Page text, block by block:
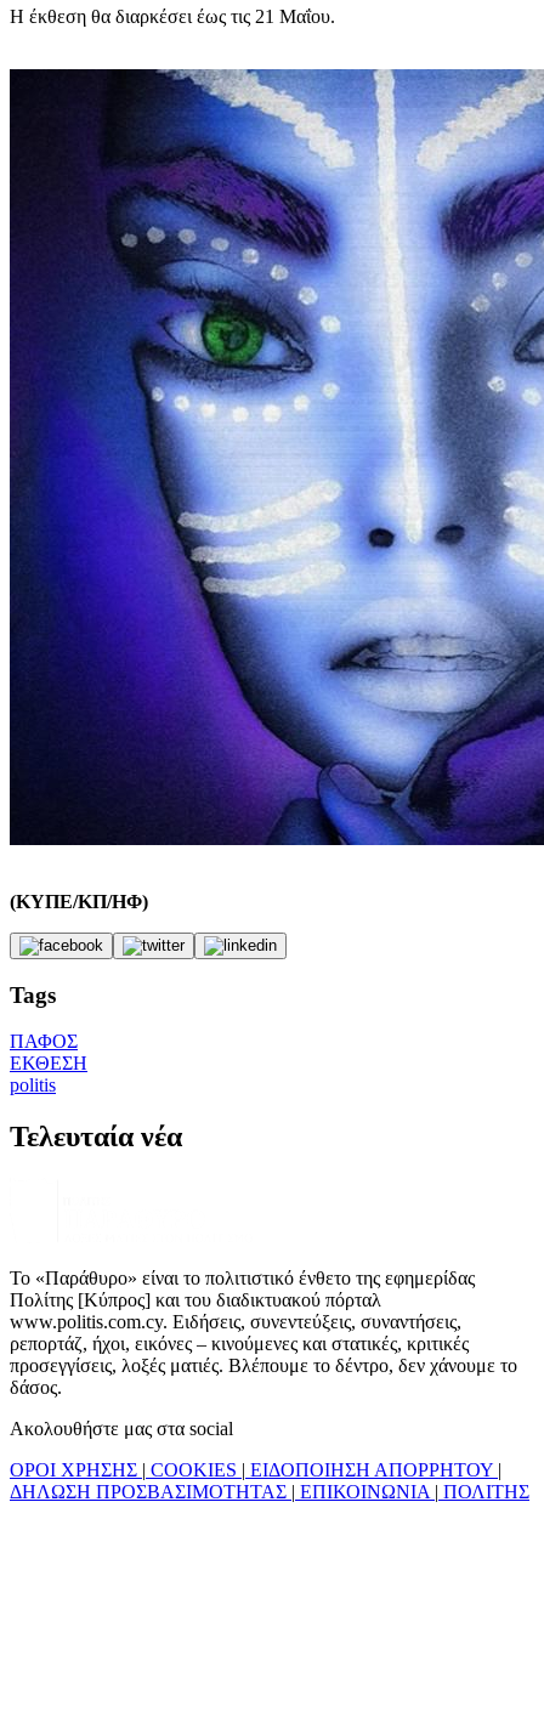
Η έκθεση θα διαρκέσει έως τις 21 Μαΐου.
(ΚΥΠΕ/ΚΠ/ΗΦ)
Tags
ΠΑΦΟΣ
ΕΚΘΕΣΗ
politis
Τελευταία νέα
Το «Παράθυρο» είναι το πολιτιστικό ένθετο της εφημερίδας
Πολίτης [Κύπρος] και του διαδικτυακού πόρταλ
www.politis.com.cy. Ειδήσεις, συνεντεύξεις, συναντήσεις,
ρεπορτάζ, ήχοι, εικόνες – κινούμενες και στατικές, κριτικές
προσεγγίσεις, λοξές ματιές. Βλέπουμε το δέντρο, δεν χάνουμε το
δάσος.
Ακολουθήστε μας στα social
ΟΡΟΙ ΧΡΗΣΗΣ | COOKIES | ΕΙΔΟΠΟΙΗΣΗ ΑΠΟΡΡΗΤΟΥ |
ΔΗΛΩΣΗ ΠΡΟΣΒΑΣΙΜΟΤΗΤΑΣ | ΕΠΙΚΟΙΝΩΝΙΑ | ΠΟΛΙΤΗΣ